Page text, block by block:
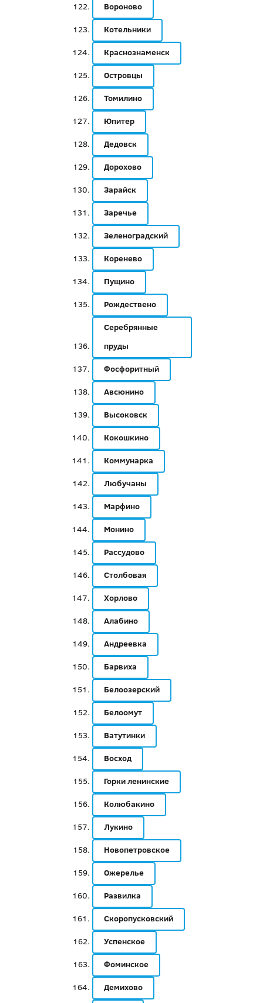
Вороново
Котельники
Краснознаменск
Островцы
Томилино
Юпитер
Дедовск
Дорохово
Зарайск
Заречье
Зеленоградский
Коренево
Пущино
Рождествено
Серебрянные
пруды
Фосфоритный
Авсюнино
Высоковск
Кокошкино
Коммунарка
Любучаны
Марфино
Монино
Рассудово
Столбовая
Хорлово
Алабино
Андреевка
Барвиха
Белоозерский
Белоомут
Ватутинки
Восход
Горки ленинские
Колюбакино
Лукино
Новопетровское
Ожерелье
Развилка
Скоропусковский
Успенское
Фоминское
Демихово